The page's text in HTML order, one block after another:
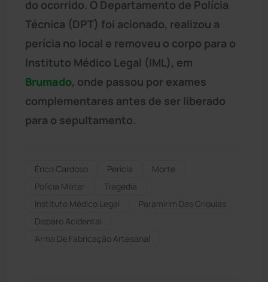
do ocorrido. O Departamento de Polícia
Técnica (DPT) foi acionado, realizou a
perícia no local e removeu o corpo para o
Instituto Médico Legal (IML), em
Brumado, onde passou por exames
complementares antes de ser liberado
para o sepultamento.
Érico Cardoso Perícia
Morte
Polícia Militar
Tragedia
Instituto Médico Legal
Paramirim Das Crioulas
Disparo Acidental
Arma De Fabricação Artesanal